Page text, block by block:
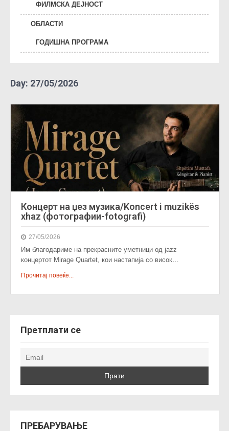
ФИЛМСКА ДЕЈНОСТ
ОБЛАСТИ
ГОДИШНА ПРОГРАМА
Day: 27/05/2026
Концерт на џез музика/Koncert i muzikës
xhaz (фотографии-fotografi)
27/05/2026
Им благодариме на прекрасните уметници од jazz
концертот Mirage Quartet, кои настапија со висок…
Прочитај повеќе...
Претплати се
ПРЕБАРУВАЊЕ